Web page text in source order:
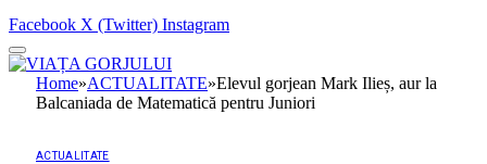
Facebook X (Twitter) Instagram
Home»ACTUALITATE»Elevul gorjean Mark Ilieș, aur la
Balcaniada de Matematică pentru Juniori
ACTUALITATE